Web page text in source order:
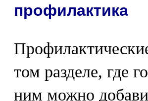
профилактика
том разделе, где
ним можно